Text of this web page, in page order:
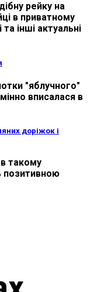
рейку на
в приватному
інші актуальні
"яблучного"
вписалася в
доріжок і
такому
позитивною